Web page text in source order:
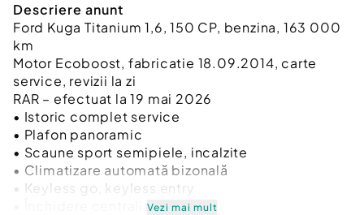
Descriere anunt
Ford Kuga Titanium 1,6, 150 CP, benzina, 163 000
km
Motor Ecoboost, fabricatie 18.09.2014, carte
service, revizii la zi
RAR – efectuat la 19 mai 2026
• Istoric complet service
• Plafon panoramic
• Scaune sport semipiele, incalzite
• Climatizare automată bizonală
• Keyless go, keyless entry
• Închidere centralizatăVezi mai mult